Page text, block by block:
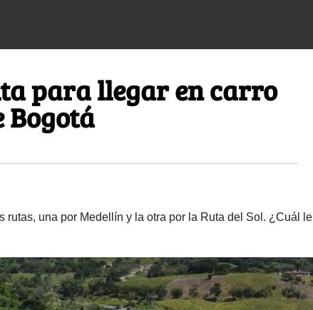
para llegar en carro
Bogotá
rutas, una por Medellín y la otra por la Ruta del Sol. ¿Cuál le